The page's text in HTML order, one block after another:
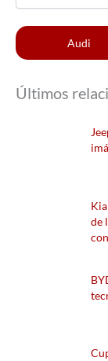
Audi
Últimos
de